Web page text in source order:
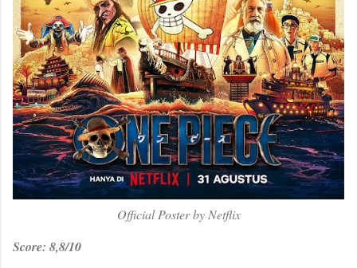
Official Poster by Netflix
Score: 8,8/10